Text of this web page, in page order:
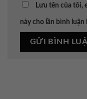
Lưu tên của tôi,
này cho lần bình luận